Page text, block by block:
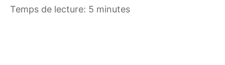
Temps de lecture: 5 minutes